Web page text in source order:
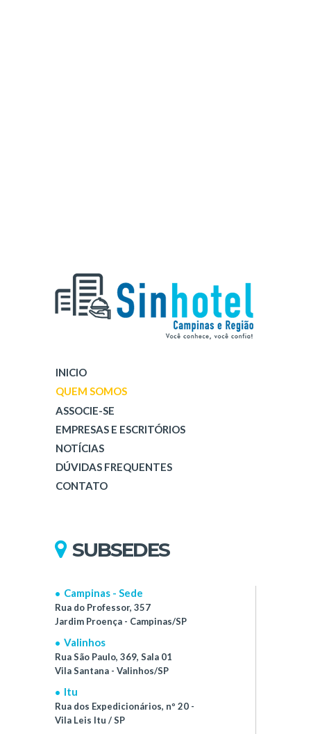
INICIO
QUEM SOMOS
ASSOCIE-SE
EMPRESAS E ESCRITÓRIOS
NOTÍCIAS
DÚVIDAS FREQUENTES
CONTATO
SUBSEDES
Campinas - Sede
Rua do Professor, 357
Jardim Proença - Campinas/SP
Valinhos
Rua São Paulo, 369, Sala 01
Vila Santana - Valinhos/SP
Itu
Rua dos Expedicionários, nº 20 -
Vila Leis Itu / SP